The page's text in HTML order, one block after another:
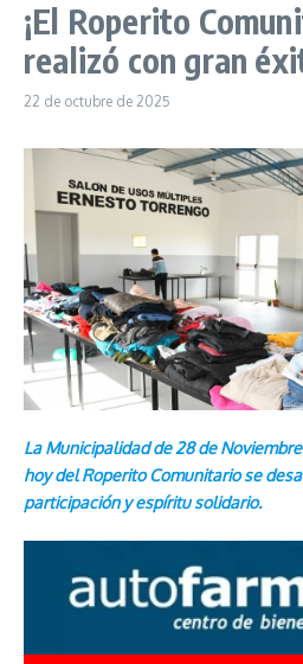
¡El Roperito
realizó con gran
22 de octubre de 2025
La Municipalidad de 28 de
hoy del Roperito Comunitario se
participación y espíritu solidario.